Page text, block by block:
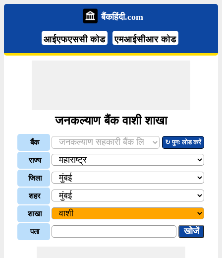
बैंकहिंदी.com
आईएफएससी कोड एमआईसीआर कोड
जनकल्याण बैंक वाशी शाखा
बैंक ↻ पुनः लोड करें
राज्य
जिला
शहर
शाखा
पता